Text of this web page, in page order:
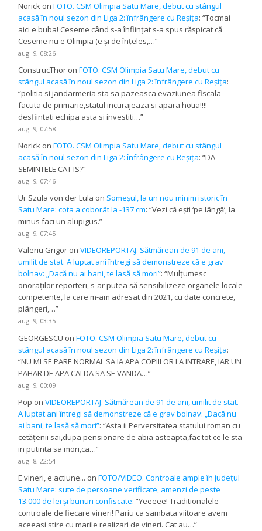
Norick onFOTO. CSM Olimpia Satu Mare, debut cu stângul
acasă în noul sezon din Liga 2: înfrângere cu Reșița: “Tocmai
aici e buba! Ceseme când s-a înființat s-a spus răspicat că
Ceseme nu e Olimpia (e și de înțeles,…”
aug. 9, 08:26
ConstrucThor onFOTO. CSM Olimpia Satu Mare, debut cu
stângul acasă în noul sezon din Liga 2: înfrângere cu Reșița:
“politia si jandarmeria sta sa pazeasca evaziunea fiscala
facuta de primarie,statul incurajeaza si apara hotia!!!!
desfiintati echipa asta si investiti…”
aug. 9, 07:58
Norick onFOTO. CSM Olimpia Satu Mare, debut cu stângul
acasă în noul sezon din Liga 2: înfrângere cu Reșița: “DA
SEMINTELE CAT IS?”
aug. 9, 07:46
Ur Szula von der Lula on Someșul, la un nou minim istoric în
Satu Mare: cota a coborât la -137 cm: “Vezi că ești ‘pe lângă’, la
minus faci un alupigus.”
aug. 9, 07:45
Valeriu Grigor onVIDEOREPORTAJ. Sătmărean de 91 de ani,
umilit de stat. A luptat ani întregi să demonstreze că e grav
bolnav: „Dacă nu ai bani, te lasă să mori”: “Mulțumesc
onoraților reporteri, s-ar putea să sensibilizeze organele locale
competente, la care m-am adresat din 2021, cu date concrete,
plângeri,…”
aug. 9, 03:35
GEORGESCU onFOTO. CSM Olimpia Satu Mare, debut cu
stângul acasă în noul sezon din Liga 2: înfrângere cu Reșița:
“NU MI SE PARE NORMAL SA IA APA COPIILOR LA INTRARE, IAR UN
PAHAR DE APA CALDA SA SE VANDA…”
aug. 9, 00:09
Pop onVIDEOREPORTAJ. Sătmărean de 91 de ani, umilit de stat.
A luptat ani întregi să demonstreze că e grav bolnav: „Dacă nu
ai bani, te lasă să mori”: “Asta ii Perversitatea statului roman cu
cetățenii sai,dupa pensionare de abia asteapta,fac tot ce le sta
in putinta sa mori,ca…”
aug. 8, 22:54
E vineri, e actiune... onFOTO/VIDEO. Controale ample în județul
Satu Mare: sute de persoane verificate, amenzi de peste
13.000 de lei și bunuri confiscate: “Yeeeee! Traditionalele
controale de fiecare vineri! Pariu ca sambata viitoare avem
aceeasi stire cu marile realizari de vineri. Cat au…”